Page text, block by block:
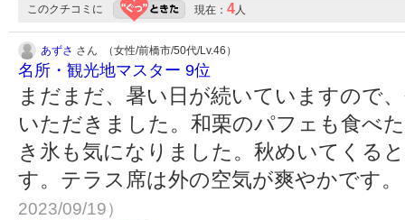
このクチコミに 現在： 4人
あずさ さん （女性/前橋市/50代/Lv.46）
名所・観光地マスター 9位
まだまだ、暑い日が続いていますので
いただきました。和栗のパフェも食べ
き氷も気になりました。秋めいてくる
す。テラス席は外の空気が爽やかです
2023/09/19）